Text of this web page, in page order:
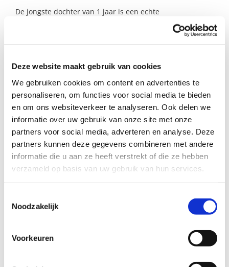
Deze website maakt gebruik van cookies
We gebruiken cookies om content en advertenties te
personaliseren, om functies voor social media te bieden
en om ons websiteverkeer te analyseren. Ook delen we
informatie over uw gebruik van onze site met onze
partners voor social media, adverteren en analyse. Deze
partners kunnen deze gegevens combineren met andere
informatie die u aan ze heeft verstrekt of die ze hebben
verzameld op basis van uw gebruik van hun services.
Noodzakelijk
Voorkeuren
De jongste dochter van 1 jaar is een echte
ontdekkingsreiziger. Ze lacht bijna altijd, kruipt en klimt
overal op, en is nieuwsgierig naar alles wat er om haar
heen gebeurt. Ze houdt ervan om nieuwe dingen te
Tegelijkertijd is ze gevoelig en geniet ze van knuffels en
ervan om naar de kinderboerderij te gaan of dieren te
voeren. Samen vormen ze een vrolijk en ondernemend
duo dat graag nieuwe ervaringen opdoet en plezier
maakt.
Lijkt het jou mooi om een speciale plek te hebben in het
leven van deze kinderen en hun ouders wat rust te
geven?
Meld je dan aan als steungezin en maak een verschil
Profiel steungezin